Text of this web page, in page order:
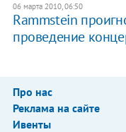
06 марта 2010, 06:50
Rammstein
проведение
Про нас
Реклама на сайте
Ивенты